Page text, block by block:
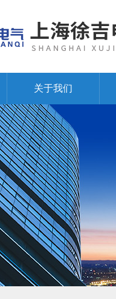
关于我们